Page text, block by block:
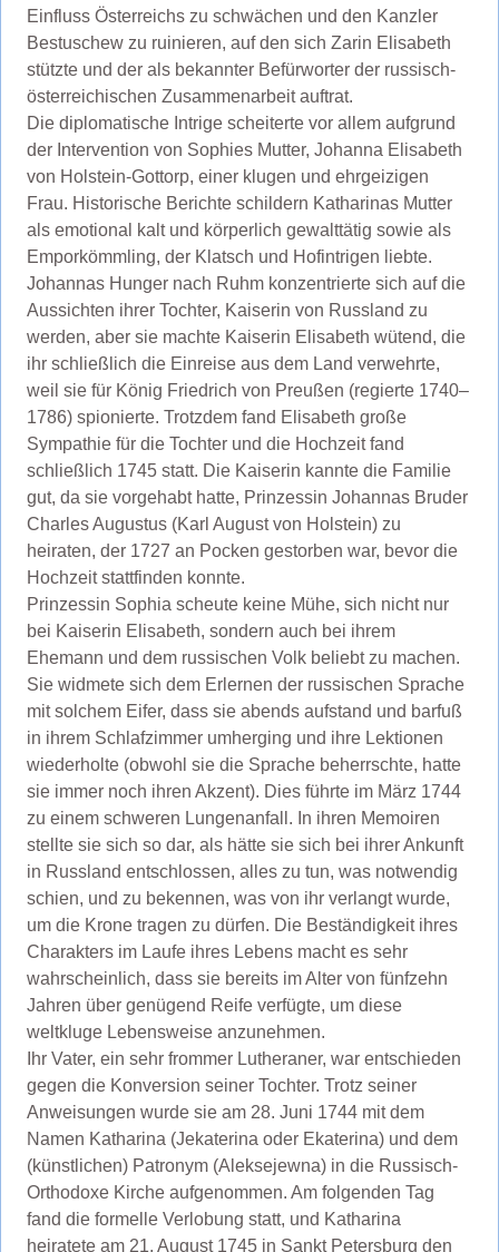
Einfluss Österreichs zu schwächen und den Kanzler
Bestuschew zu ruinieren, auf den sich Zarin Elisabeth
stützte und der als bekannter Befürworter der russisch-
österreichischen Zusammenarbeit auftrat.
Die diplomatische Intrige scheiterte vor allem aufgrund
der Intervention von Sophies Mutter, Johanna Elisabeth
von Holstein-Gottorp, einer klugen und ehrgeizigen
Frau. Historische Berichte schildern Katharinas Mutter
als emotional kalt und körperlich gewalttätig sowie als
Emporkömmling, der Klatsch und Hofintrigen liebte.
Johannas Hunger nach Ruhm konzentrierte sich auf die
Aussichten ihrer Tochter, Kaiserin von Russland zu
werden, aber sie machte Kaiserin Elisabeth wütend, die
ihr schließlich die Einreise aus dem Land verwehrte,
weil sie für König Friedrich von Preußen (regierte 1740–
1786) spionierte. Trotzdem fand Elisabeth große
Sympathie für die Tochter und die Hochzeit fand
schließlich 1745 statt. Die Kaiserin kannte die Familie
gut, da sie vorgehabt hatte, Prinzessin Johannas Bruder
Charles Augustus (Karl August von Holstein) zu
heiraten, der 1727 an Pocken gestorben war, bevor die
Hochzeit stattfinden konnte.
Prinzessin Sophia scheute keine Mühe, sich nicht nur
bei Kaiserin Elisabeth, sondern auch bei ihrem
Ehemann und dem russischen Volk beliebt zu machen.
Sie widmete sich dem Erlernen der russischen Sprache
mit solchem ​​Eifer, dass sie abends aufstand und barfuß
in ihrem Schlafzimmer umherging und ihre Lektionen
wiederholte (obwohl sie die Sprache beherrschte, hatte
sie immer noch ihren Akzent). Dies führte im März 1744
zu einem schweren Lungenanfall. In ihren Memoiren
stellte sie sich so dar, als hätte sie sich bei ihrer Ankunft
in Russland entschlossen, alles zu tun, was notwendig
schien, und zu bekennen, was von ihr verlangt wurde,
um die Krone tragen zu dürfen. Die Beständigkeit ihres
Charakters im Laufe ihres Lebens macht es sehr
wahrscheinlich, dass sie bereits im Alter von fünfzehn
Jahren über genügend Reife verfügte, um diese
weltkluge Lebensweise anzunehmen.
Ihr Vater, ein sehr frommer Lutheraner, war entschieden
gegen die Konversion seiner Tochter. Trotz seiner
Anweisungen wurde sie am 28. Juni 1744 mit dem
Namen Katharina (Jekaterina oder Ekaterina) und dem
(künstlichen) Patronym (Aleksejewna) in die Russisch-
Orthodoxe Kirche aufgenommen. Am folgenden Tag
fand die formelle Verlobung statt, und Katharina
heiratete am 21. August 1745 in Sankt Petersburg den